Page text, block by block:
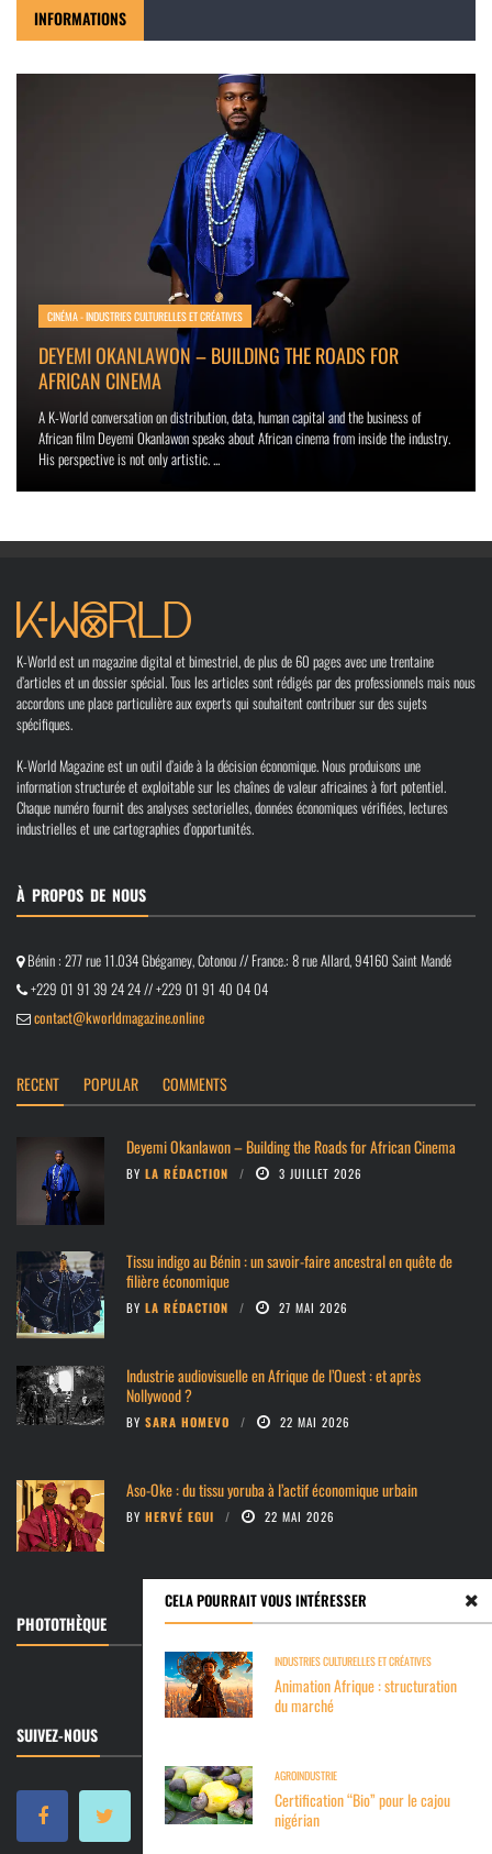
CELA POURRAIT VOUS INTÉRESSER
INDUSTRIES CULTURELLES ET CRÉATIVES
Animation Afrique : structuration
du marché
AGROINDUSTRIE
Certification “Bio” pour le cajou
nigérian
INFORMATIONS
CINÉMA - INDUSTRIES CULTURELLES ET CRÉATIVES
DEYEMI OKANLAWON – BUILDING THE ROADS FOR
AFRICAN CINEMA
A K-World conversation on distribution, data, human capital and the business of
African film Deyemi Okanlawon speaks about African cinema from inside the industry.
His perspective is not only artistic. ...
K-World est un magazine digital et bimestriel, de plus de 60 pages avec une trentaine
d’articles et un dossier spécial. Tous les articles sont rédigés par des professionnels mais nous
accordons une place particulière aux experts qui souhaitent contribuer sur des sujets
spécifiques.
K-World Magazine est un outil d’aide à la décision économique. Nous produisons une
information structurée et exploitable sur les chaînes de valeur africaines à fort potentiel.
Chaque numéro fournit des analyses sectorielles, données économiques vérifiées, lectures
industrielles et une cartographies d’opportunités.
À PROPOS DE NOUS
Bénin : 277 rue 11.034 Gbégamey, Cotonou // France.: 8 rue Allard, 94160 Saint Mandé
+229 01 91 39 24 24 // +229 01 91 40 04 04
contact@kworldmagazine.online
RECENT POPULAR COMMENTS
Deyemi Okanlawon – Building the Roads for African Cinema
BY LA RÉDACTION 3 JUILLET 2026
Tissu indigo au Bénin : un savoir-faire ancestral en quête de
filière économique
BY LA RÉDACTION 27 MAI 2026
Industrie audiovisuelle en Afrique de l’Ouest : et après
Nollywood ?
BY SARA HOMEVO 22 MAI 2026
Aso-Oke : du tissu yoruba à l’actif économique urbain
BY HERVÉ EGUI 22 MAI 2026
PHOTOTHÈQUE
SUIVEZ-NOUS